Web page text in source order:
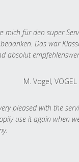
mich für den super
Das war
absolut
M. Vogel,
pleased with the
use it again when